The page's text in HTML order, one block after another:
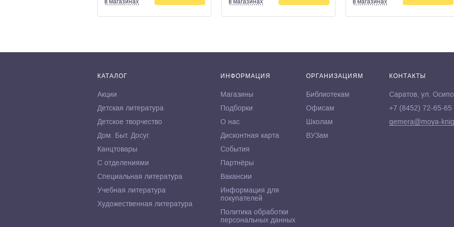
в магазинах
в магазинах
в магазинах
КАТАЛОГ
Акции
Детская литература
Детское творчество
Дом. Быт. Досуг.
Канцтовары
С отделениями
Специальная литература
Учебная литература
Художественная литература
ИНФОРМАЦИЯ
Магазины
Подборки
О нас
Дисконтная карта
События
Партнёры
Вакансии
Информация для
покупателей
Политика обработки
персональных данных
ОРГАНИЗАЦИЯМ
Библиотекам
Офисам
Школам
ВУЗам
КОНТАКТЫ
Саратов, ул.
+7 (8452) 72-65-65
gemera@moya-